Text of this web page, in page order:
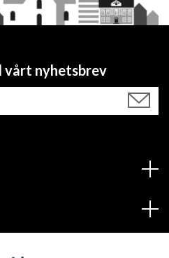
vårt nyhetsbrev